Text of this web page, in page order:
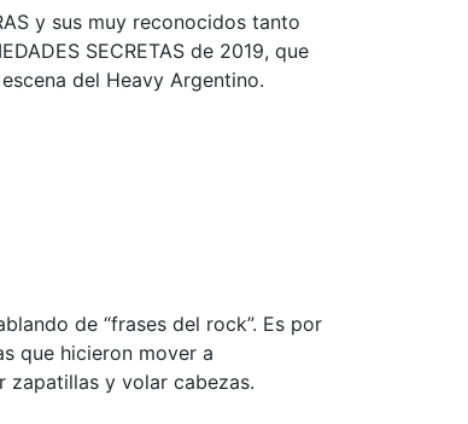
y sus muy reconocidos tanto
SECRETAS de 2019, que
del Heavy Argentino.
de “frases del rock”. Es por
que hicieron mover a
zapatillas y volar cabezas.